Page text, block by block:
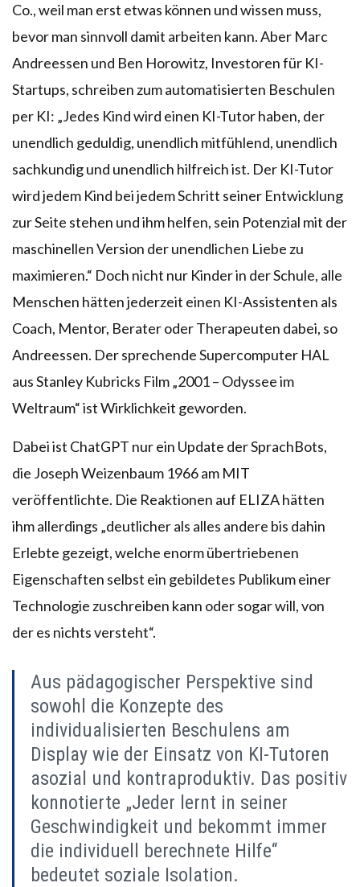
Co., weil man erst etwas können und wissen muss,
bevor man sinnvoll damit arbeiten kann. Aber Marc
Andreessen und Ben Horowitz, Investoren für KI-
Startups, schreiben zum automatisierten Beschulen
per KI: „Jedes Kind wird einen KI-Tutor haben, der
unendlich geduldig, unendlich mitfühlend, unendlich
sachkundig und unendlich hilfreich ist. Der KI-Tutor
wird jedem Kind bei jedem Schritt seiner Entwicklung
zur Seite stehen und ihm helfen, sein Potenzial mit der
maschinellen Version der unendlichen Liebe zu
maximieren.“ Doch nicht nur Kinder in der Schule, alle
Menschen hätten jederzeit einen KI-Assistenten als
Coach, Mentor, Berater oder Therapeuten dabei, so
Andreessen. Der sprechende Supercomputer HAL
aus Stanley Kubricks Film „2001 – Odyssee im
Weltraum“ ist Wirklichkeit geworden.
Dabei ist ChatGPT nur ein Update der SprachBots,
die Joseph Weizenbaum 1966 am MIT
veröffentlichte. Die Reaktionen auf ELIZA hätten
ihm allerdings „deutlicher als alles andere bis dahin
Erlebte gezeigt, welche enorm übertriebenen
Eigenschaften selbst ein gebildetes Publikum einer
Technologie zuschreiben kann oder sogar will, von
der es nichts versteht“.
Aus pädagogischer Perspektive sind
sowohl die Konzepte des
individualisierten Beschulens am
Display wie der Einsatz von KI-Tutoren
asozial und kontraproduktiv. Das positiv
konnotierte „Jeder lernt in seiner
Geschwindigkeit und bekommt immer
die individuell berechnete Hilfe“
bedeutet soziale Isolation.